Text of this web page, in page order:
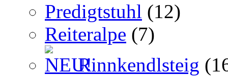
Predigtstuhl (12)
Reiteralpe (7)
Rinnkendlsteig